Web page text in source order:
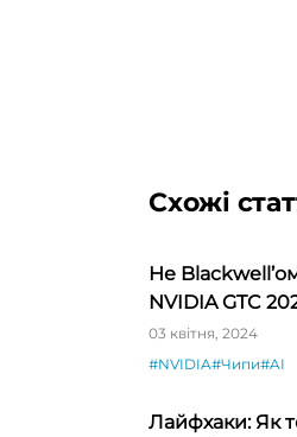
Схожі
Не
NVIDIA GTC
03 квітня, 2024
#NVIDIA#Чипи#AI
Лайфхаки: Як